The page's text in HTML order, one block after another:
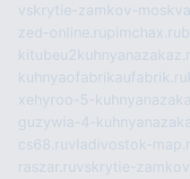
vskrytie-zamkov-
zed-online.rupimchax.ru
kuhnyaofabrikaufabrik.ru
xehyroo-5-
guzywia-4-
cs68.ruvladivostok-
raszar.ruvskrytie-